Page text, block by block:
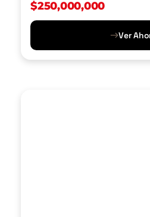
$250,000,000
Ver